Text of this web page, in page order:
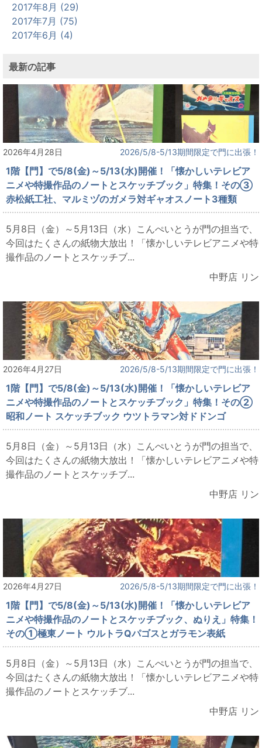
2017年8月 (29)
2017年7月 (75)
2017年6月 (4)
最新の記事
2026年4月28日 2026/5/8-5/13期間限定で門に出張！
1階【門】で5/8(金)～5/13(水)開催！「懐かしいテレビア
ニメや特撮作品のノートとスケッチブック」特集！その③
赤松紙工社、マルミヅのガメラ対ギャオスノート3種類
5月8日（金）～5月13日（水）こんぺいとうが門の担当で、
今回はたくさんの紙物大放出！「懐かしいテレビアニメや特
撮作品のノートとスケッチブ...
中野店 リン
2026年4月27日 2026/5/8-5/13期間限定で門に出張！
1階【門】で5/8(金)～5/13(水)開催！「懐かしいテレビア
ニメや特撮作品のノートとスケッチブック」特集！その②
昭和ノート スケッチブック ウツトラマン対ドドンゴ
5月8日（金）～5月13日（水）こんぺいとうが門の担当で、
今回はたくさんの紙物大放出！「懐かしいテレビアニメや特
撮作品のノートとスケッチブ...
中野店 リン
2026年4月27日 2026/5/8-5/13期間限定で門に出張！
1階【門】で5/8(金)～5/13(水)開催！「懐かしいテレビア
ニメや特撮作品のノートとスケッチブック、ぬりえ」特集！
その①極東ノート ウルトラQパゴスとガラモン表紙
5月8日（金）～5月13日（水）こんぺいとうが門の担当で、
今回はたくさんの紙物大放出！「懐かしいテレビアニメや特
撮作品のノートとスケッチブ...
中野店 リン